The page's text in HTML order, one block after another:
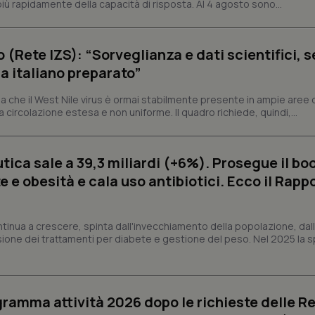
rapidamente della capacità di risposta. Al 4 agosto sono...
(Rete IZS): “Sorveglianza e dati scientifici,
italiano preparato”
che il West Nile virus è ormai stabilmente presente in ampie aree
estesa e non uniforme. Il quadro richiede, quindi,...
sale a 39,3 miliardi (+6%). Prosegue il
e obesità e cala uso antibiotici. Ecco il
a crescere, spinta dall'invecchiamento della popolazione,
dei trattamenti per diabete e gestione del peso. Nel 2025 la
attività 2026 dopo le richieste delle
sui cookie dei visitatori. È
correttamente.
www.quotidianosanita.it
settimane
Questo cookie è impostato
abilitare il sistema di tracking
settimane
2 giorni
assegnare un identificatore
.quotidianosanita.it
mese
Universal Analytics, che è un
utilizzato da Google. Questo
per distinguere utenti unici
generato in modo casuale come
cliente. È incluso in ogni
PHP.net
www.quotidianosanita.it
Sessione
Cookie generato da applicazioni
linguaggio PHP. Si tratta di un
generico utilizzato per
utilizzato può essere specifico
un utente tra le pagine.